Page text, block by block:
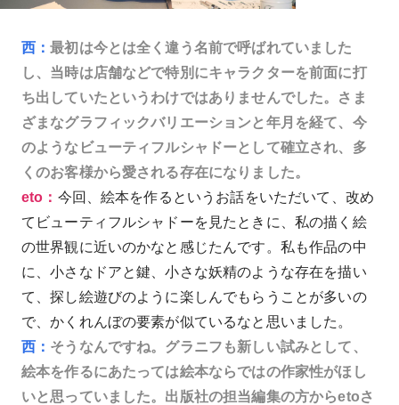
西：最初は今とは全く違う名前で呼ばれていました
し、当時は店舗などで特別にキャラクターを前面に打
ち出していたというわけではありませんでした。さま
ざまなグラフィックバリエーションと年月を経て、今
のようなビューティフルシャドーとして確立され、多
くのお客様から愛される存在になりました。
eto： 今回、絵本を作るというお話をいただいて、改め
てビューティフルシャドーを見たときに、私の描く絵
の世界観に近いのかなと感じたんです。私も作品の中
に、小さなドアと鍵、小さな妖精のような存在を描い
て、探し絵遊びのように楽しんでもらうことが多いの
で、かくれんぼの要素が似ているなと思いました。
西： そうなんですね。グラニフも新しい試みとして、
絵本を作るにあたっては絵本ならではの作家性がほし
いと思っていました。出版社の担当編集の方からetoさ